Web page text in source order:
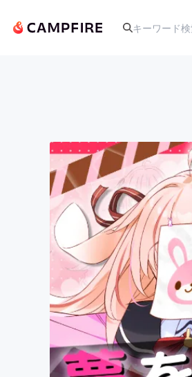
アート・写
テクノロジ
映像・映画
ビジネス・
まちづくり